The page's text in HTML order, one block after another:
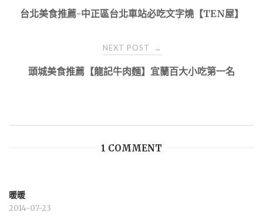
navigation
台北美食推薦-中正區台北車站必吃文字燒【TEN屋】
NEXT POST →
頭城美食推薦【龍記牛肉麵】宜蘭百大小吃第一名
1 COMMENT
暖暖
2014-07-23